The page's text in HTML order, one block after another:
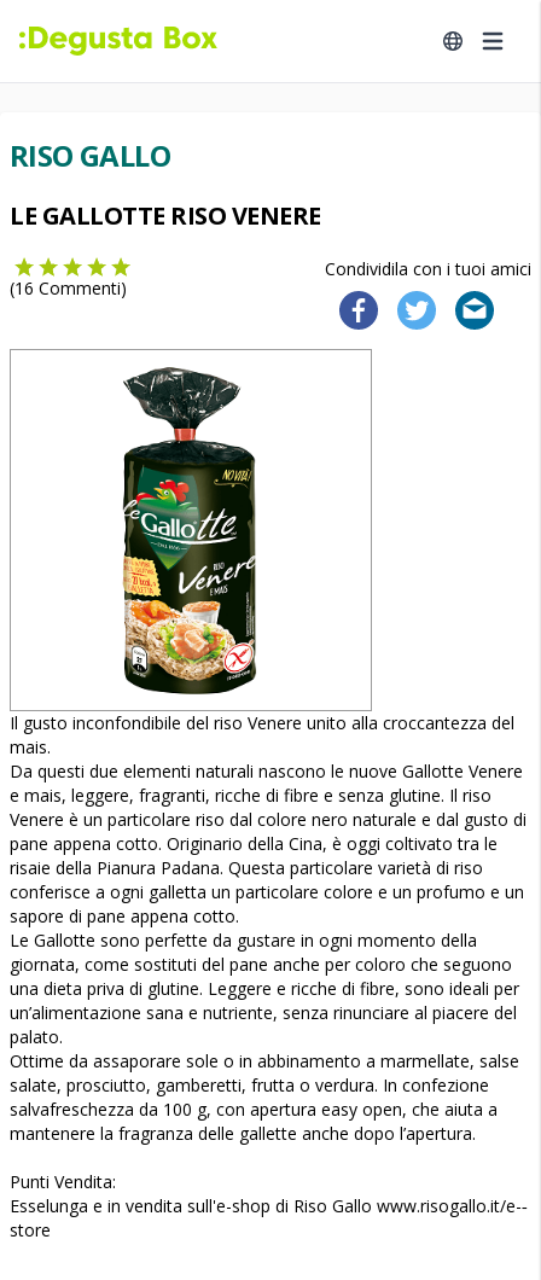
RISO GALLO
LE GALLOTTE RISO VENERE
Condividila con i tuoi amici
(16 Commenti)
Il gusto inconfondibile del riso Venere unito alla croccantezza del
mais.
Da questi due elementi naturali nascono le nuove Gallotte Venere
e mais, leggere, fragranti, ricche di fibre e senza glutine. Il riso
Venere è un particolare riso dal colore nero naturale e dal gusto di
pane appena cotto. Originario della Cina, è oggi coltivato tra le
risaie della Pianura Padana. Questa particolare varietà di riso
conferisce a ogni galletta un particolare colore e un profumo e un
sapore di pane appena cotto.
Le Gallotte sono perfette da gustare in ogni momento della
giornata, come sostituti del pane anche per coloro che seguono
una dieta priva di glutine. Leggere e ricche di fibre, sono ideali per
un’alimentazione sana e nutriente, senza rinunciare al piacere del
palato.
Ottime da assaporare sole o in abbinamento a marmellate, salse
salate, prosciutto, gamberetti, frutta o verdura. In confezione
salvafreschezza da 100 g, con apertura easy open, che aiuta a
mantenere la fragranza delle gallette anche dopo l’apertura.
Punti Vendita:
Esselunga e in vendita sull'e-shop di Riso Gallo www.risogallo.it/e-­‐
store